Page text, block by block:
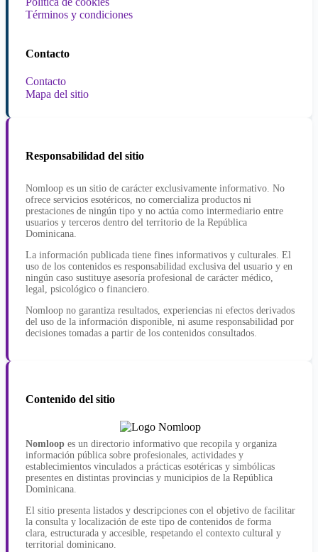
Términos y condiciones
Contacto
Contacto
Mapa del sitio
Responsabilidad del sitio
Nomloop es un sitio de carácter exclusivamente informativo. No
ofrece servicios esotéricos, no comercializa productos ni
prestaciones de ningún tipo y no actúa como intermediario entre
usuarios y terceros dentro del territorio de la República
Dominicana.
La información publicada tiene fines informativos y culturales. El
uso de los contenidos es responsabilidad exclusiva del usuario y en
ningún caso sustituye asesoría profesional de carácter médico,
legal, psicológico o financiero.
Nomloop no garantiza resultados, experiencias ni efectos derivados
del uso de la información disponible, ni asume responsabilidad por
decisiones tomadas a partir de los contenidos consultados.
Contenido del sitio
Nomloop es un directorio informativo que recopila y organiza
información pública sobre profesionales, actividades y
establecimientos vinculados a prácticas esotéricas y simbólicas
presentes en distintas provincias y municipios de la República
Dominicana.
El sitio presenta listados y descripciones con el objetivo de facilitar
la consulta y localización de este tipo de contenidos de forma
clara, estructurada y accesible, respetando el contexto cultural y
territorial dominicano.